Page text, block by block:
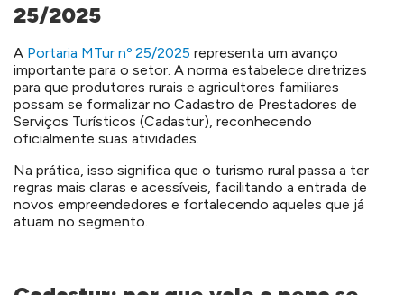
25/2025
A Portaria MTur nº 25/2025 representa um avanço
importante para o setor. A norma estabelece diretrizes
para que produtores rurais e agricultores familiares
possam se formalizar no Cadastro de Prestadores de
Serviços Turísticos (Cadastur), reconhecendo
oficialmente suas atividades.
Na prática, isso significa que o turismo rural passa a ter
regras mais claras e acessíveis, facilitando a entrada de
novos empreendedores e fortalecendo aqueles que já
atuam no segmento.